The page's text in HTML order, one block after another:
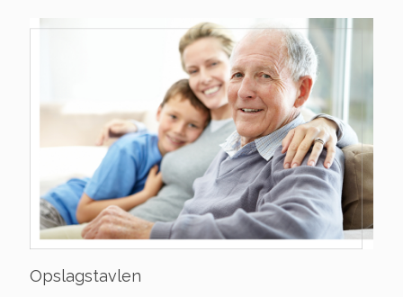
Opslagstavlen